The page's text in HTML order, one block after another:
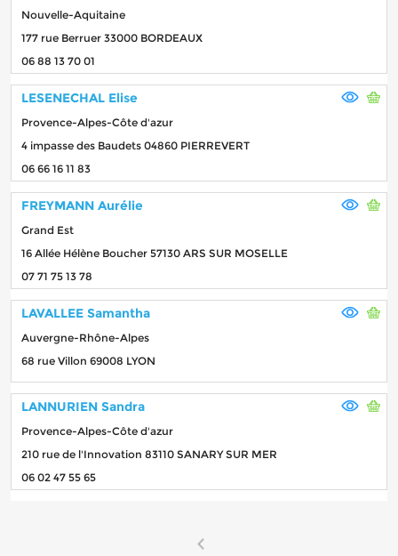
Nouvelle-Aquitaine
177 rue Berruer 33000 BORDEAUX
06 88 13 70 01
LESENECHAL Elise
Provence-Alpes-Côte d'azur
4 impasse des Baudets 04860 PIERREVERT
06 66 16 11 83
FREYMANN Aurélie
Grand Est
16 Allée Hélène Boucher 57130 ARS SUR MOSELLE
07 71 75 13 78
LAVALLEE Samantha
Auvergne-Rhône-Alpes
68 rue Villon 69008 LYON
LANNURIEN Sandra
Provence-Alpes-Côte d'azur
210 rue de l'Innovation 83110 SANARY SUR MER
06 02 47 55 65